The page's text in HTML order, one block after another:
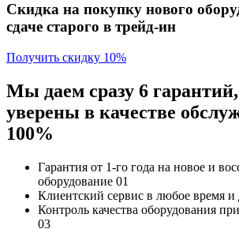
Скидка на покупку нового
сдаче старого в трейд-ин
Получить скидку 10%
Мы даем сразу 6
уверены в качестве
100%
Гарантия от 1-го года на новое и
оборудование 01
Клиентский сервис в любое время и
Контроль качества оборудования
03